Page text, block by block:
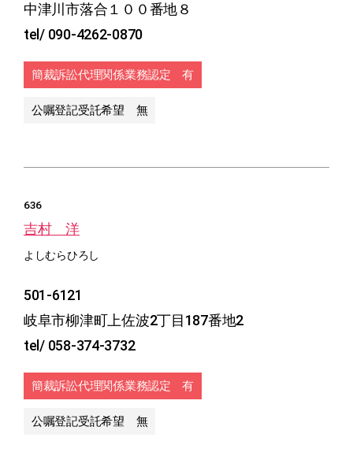
中津川市落合１００番地８
tel/ 090-4262-0870
簡裁訴訟代理関係業務認定 有
公嘱登記受託希望 無
636
吉村 洋
よしむらひろし
501-6121
岐阜市柳津町上佐波2丁目187番地2
tel/ 058-374-3732
簡裁訴訟代理関係業務認定 有
公嘱登記受託希望 無